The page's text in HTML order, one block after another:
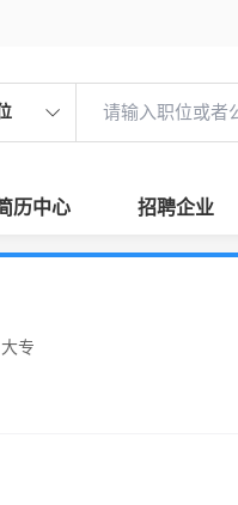
历中心 招聘企业
大专